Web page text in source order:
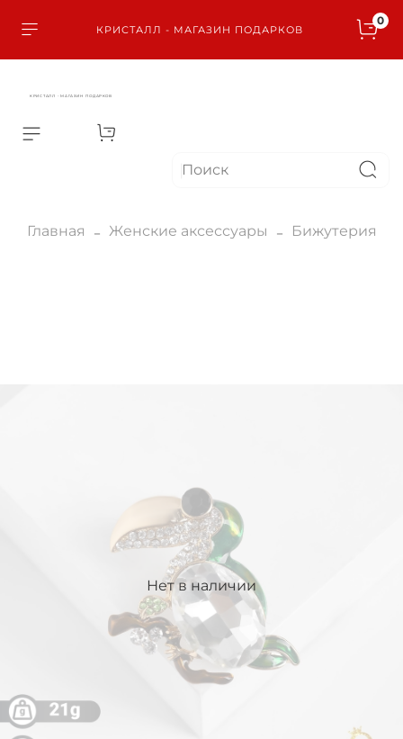
КРИСТАЛЛ - МАГАЗИН ПОДАРКОВ
0
КРИСТАЛЛ - МАГАЗИН ПОДАРКОВ
Главная Женские аксессуары Бижутерия
Нет в наличии